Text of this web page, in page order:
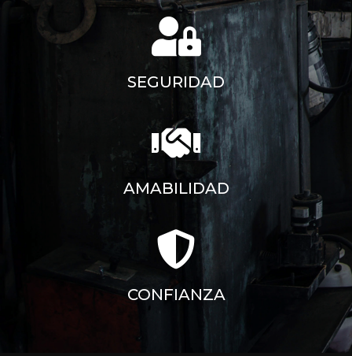
SEGURIDAD
AMABILIDAD
CONFIANZA